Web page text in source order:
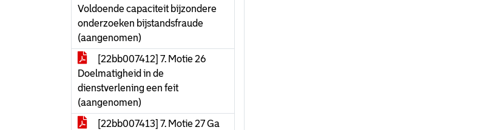
Voldoende capaciteit bijzondere
onderzoeken bijstandsfraude
(aangenomen)
[22bb007412] 7. Motie 26
Doelmatigheid in de
dienstverlening een feit
(aangenomen)
[22bb007413] 7. Motie 27 Ga